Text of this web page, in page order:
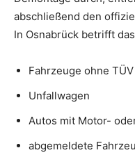
abschließend den
In Osnabrück betrifft
Fahrzeuge ohne TÜV
Unfallwagen
Autos mit Motor-
abgemeldete